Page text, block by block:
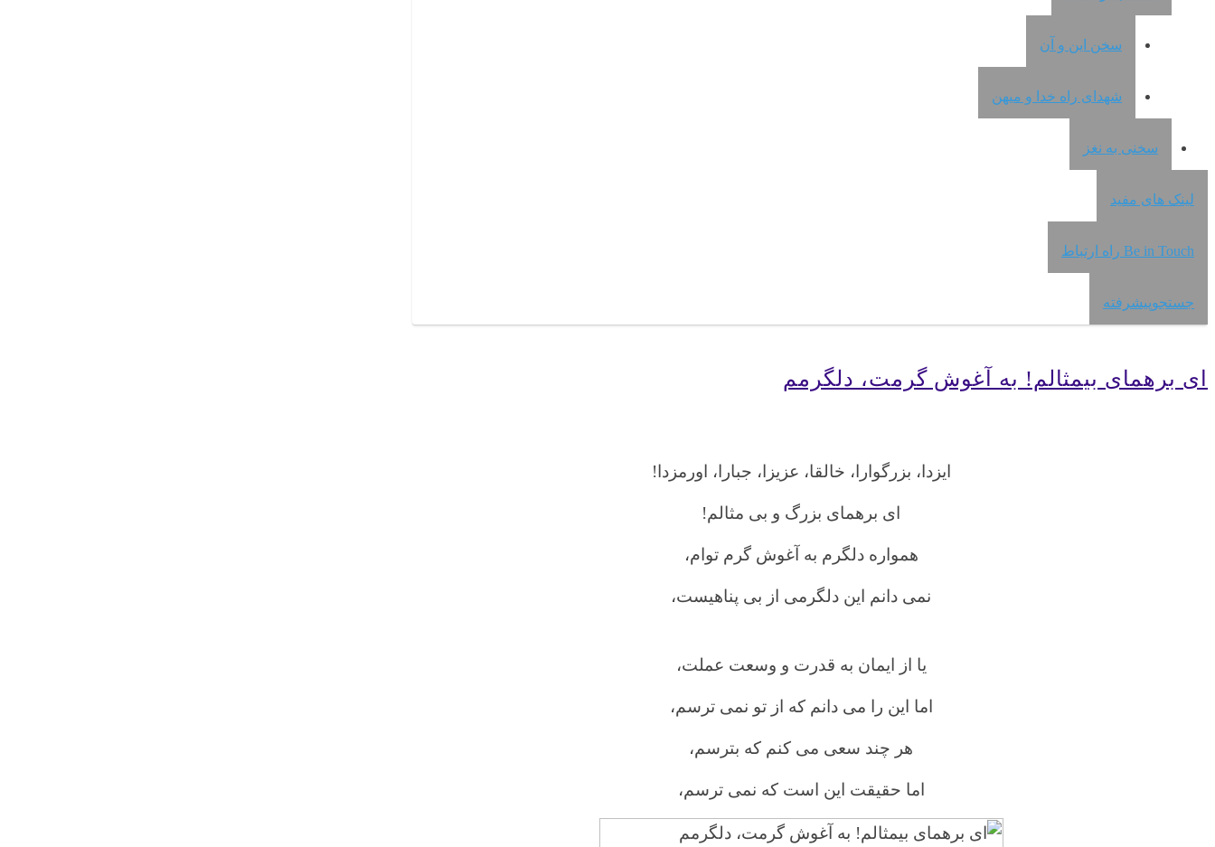
سخن این و آن
شهدای راه خدا و میهن
سخنی به نغز
لینک های مفید
Be in Touch راه ارتباط
جستجوپیشرفته
ای برهمای بیمثالم! به آغوش گرمت، دلگرمم
ایزدا، بزرگوارا، خالقا، عزیزا، جبارا، اورمزدا!
ای برهمای بزرگ و بی مثالم!
همواره دلگرم به آغوش گرم توام،
نمی دانم این دلگرمی از بی پناهیست،
یا از ایمان به قدرت و وسعت عملت،
اما این را می دانم که از تو نمی ترسم،
هر چند سعی می کنم که بترسم،
اما حقیقت این است که نمی ترسم،